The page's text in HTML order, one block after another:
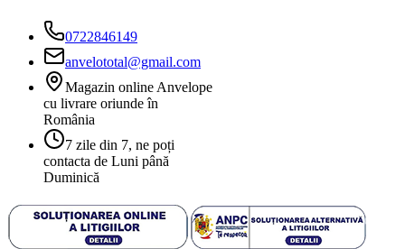
0722846149
anvelototal@gmail.com
Magazin online Anvelope
cu livrare oriunde în
România
7 zile din 7, ne poți
contacta de Luni până
Duminică